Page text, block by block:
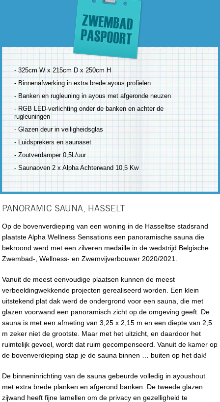
- 325cm W x 215cm D x 250cm H
- Binnenafwerking in extra brede ayous profielen
- Banken en rugleuning in ayous met afgeronde neuzen
- RGB LED-verlichting onder de banken en achter de
rugleuningen
- Glazen deur in veiligheidsglas
- Luidsprekers en saunaset
- Zoutverdamper 0,5L/uur
- Saunaoven 2 x Alpha Achterwand 10,5 Kw
PANORAMIC SAUNA, HASSELT
Op de bovenverdieping van een woning in de Hasseltse stadsrand
plaatste Alpha Wellness Sensations een panoramische sauna die
bekroond werd met een zilveren medaille in de wedstrijd Belgische
Zwembad-, Wellness- en Zwemvijverbouwer 2020/2021.
Vanuit de meest eenvoudige plaatsen kunnen de meest
verbeeldingwekkende projecten gerealiseerd worden. Een klein
uitstekend plat dak werd de ondergrond voor een sauna, die met
glazen voorwand een panoramisch zicht op de omgeving geeft. De
sauna is met een afmeting van 3,25 x 2,15 m en een diepte van 2,5
m zeker niet de grootste. Maar met het uitzicht, en daardoor het
ruimtelijk gevoel, wordt dat ruim gecompenseerd. Vanuit de kamer op
de bovenverdieping stap je de sauna binnen … buiten op het dak!
De binneninrichting van de sauna gebeurde volledig in ayoushout
met extra brede planken en afgerond banken. De tweede glazen
zijwand heeft fijne lamellen om de privacy en gezelligheid te